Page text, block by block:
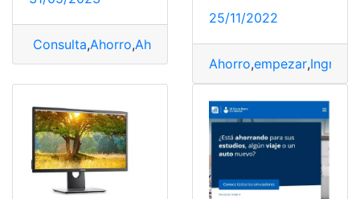
Consulta,Ahorro,Ahorro de energía,Consejos,
25/11/2022
Ahorro,empezar,